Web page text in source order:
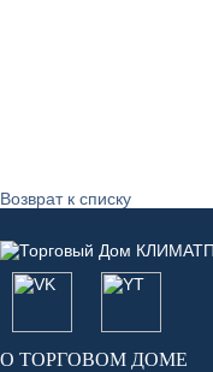
Возврат к списку
О ТОРГОВОМ ДОМЕ